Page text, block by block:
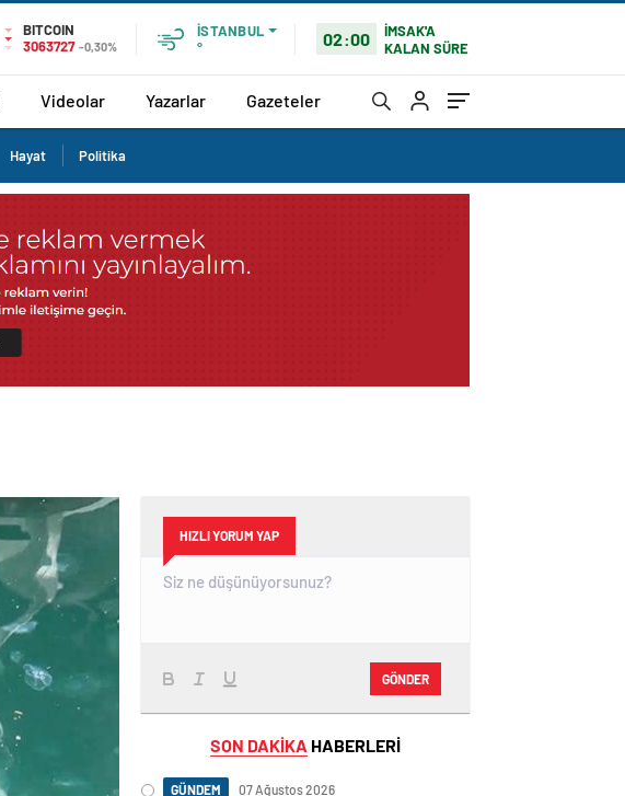
BITCOIN
3063727 -0,30%
İSTANBUL
°
02:00
İMSAK'A
KALAN SÜRE
Videolar Yazarlar Gazeteler
Hayat Politika
HIZLI YORUM YAP
GÖNDER
SON DAKİKA HABERLERİ
GÜNDEM 07 Ağustos 2026